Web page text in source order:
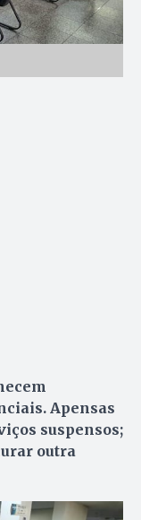
Apensas
suspensos;
outra